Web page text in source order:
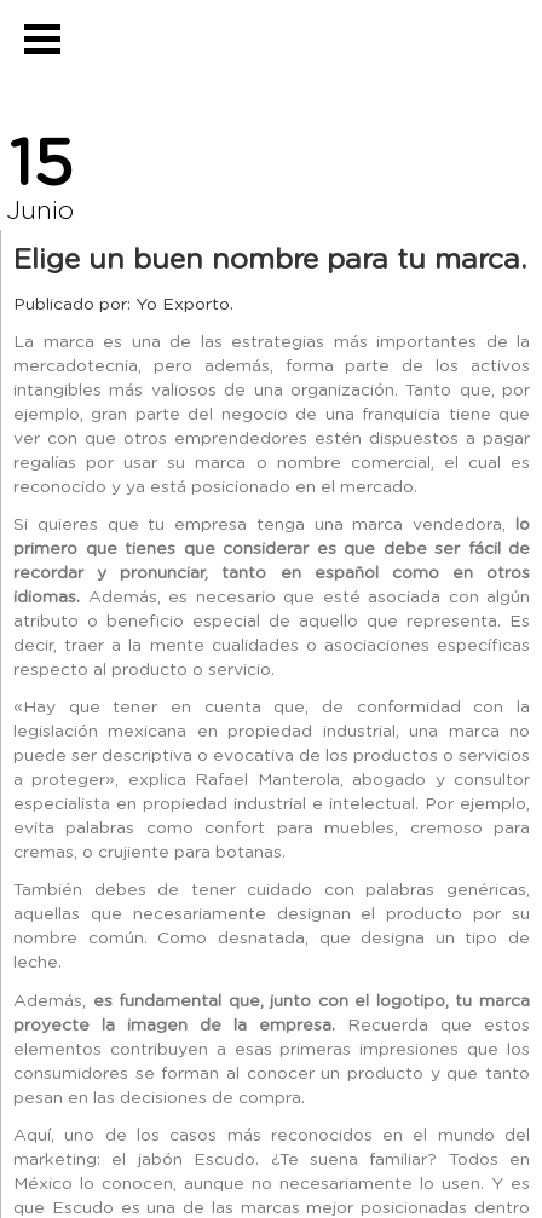
15
Junio
Elige un buen nombre para tu marca.
Publicado por: Yo Exporto.
La marca es una de las estrategias más importantes de la
mercadotecnia, pero además, forma parte de los activos
intangibles más valiosos de una organización. Tanto que, por
ejemplo, gran parte del negocio de una franquicia tiene que
ver con que otros emprendedores estén dispuestos a pagar
regalías por usar su marca o nombre comercial, el cual es
reconocido y ya está posicionado en el mercado.
Si quieres que tu empresa tenga una marca vendedora,
lo
primero que tienes que considerar es que debe ser fácil de
recordar y pronunciar, tanto en español como en otros
idiomas. Además, es necesario que esté asociada con algún
atributo o beneficio especial de aquello que representa. Es
decir, traer a la mente cualidades o asociaciones específicas
respecto al producto o servicio.
«Hay que tener en cuenta que, de conformidad con la
legislación mexicana en propiedad industrial, una marca no
puede ser descriptiva o evocativa de los productos o servicios
a proteger», explica Rafael Manterola, abogado y consultor
especialista en propiedad industrial e intelectual. Por ejemplo,
evita palabras como confort para muebles, cremoso para
cremas, o crujiente para botanas.
También debes de tener cuidado con palabras genéricas,
aquellas que necesariamente designan el producto por su
nombre común. Como desnatada, que designa un tipo de
leche.
Además,
es fundamental que, junto con el logotipo, tu marca
proyecte la imagen de la empresa. Recuerda que estos
elementos contribuyen a esas primeras impresiones que los
consumidores se forman al conocer un producto y que tanto
pesan en las decisiones de compra.
Aquí, uno de los casos más reconocidos en el mundo del
marketing: el jabón Escudo. ¿Te suena familiar? Todos en
México lo conocen, aunque no necesariamente lo usen. Y es
que Escudo es una de las marcas mejor posicionadas dentro